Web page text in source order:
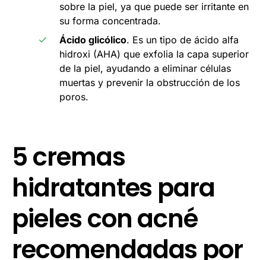
sobre la piel, ya que puede ser irritante en
su forma concentrada.
Ácido glicólico. Es un tipo de ácido alfa
hidroxi (AHA) que exfolia la capa superior
de la piel, ayudando a eliminar células
muertas y prevenir la obstrucción de los
poros.
5 cremas
hidratantes para
pieles con acné
recomendadas por